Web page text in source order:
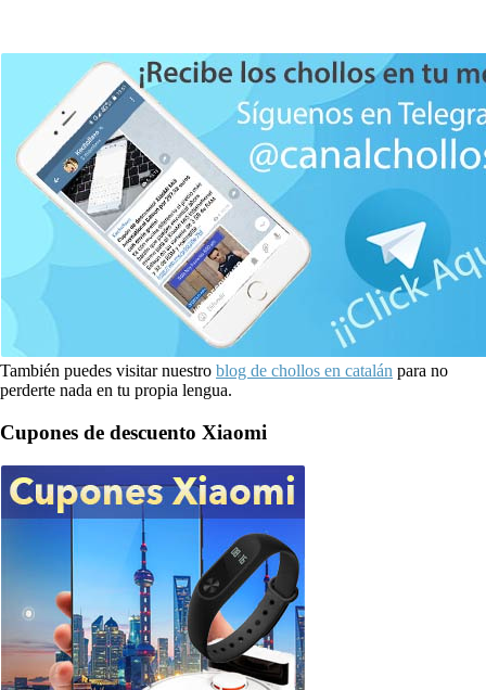
También puedes visitar nuestro blog de chollos en catalán para no
perderte nada en tu propia lengua.
Cupones de descuento Xiaomi